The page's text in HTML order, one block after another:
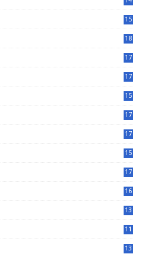
15
18
17
17
15
17
17
15
17
16
13
11
13